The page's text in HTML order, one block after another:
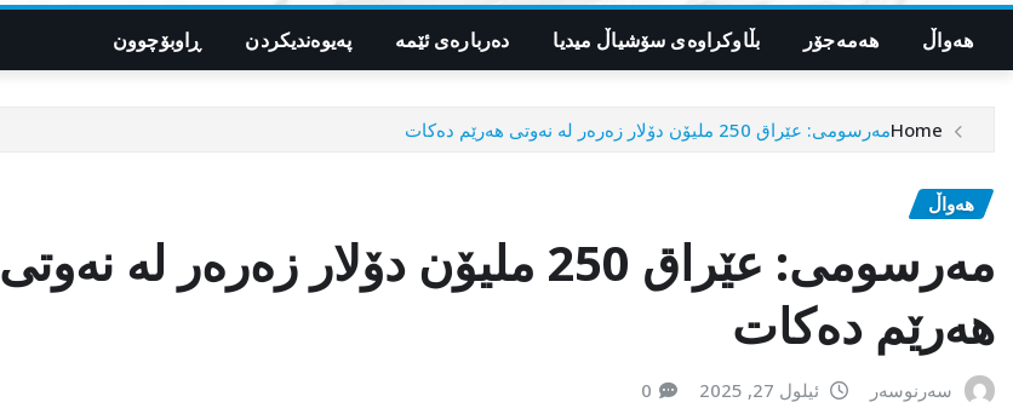
هەواڵ هەمەجۆر بڵاوکراوەی سۆشیاڵ میدیا دەربارەی ئێمە پەیوەندیکردن ڕاوبۆچوون
Homeمەرسومی: عێراق 250 ملیۆن دۆلار زەرەر لە نەوتی هەرێم دەكات
هەواڵ
مەرسومی: عێراق 250 ملیۆن دۆلار زەرەر لە نەوتی
هەرێم دەكات
سەرنوسەر ئیلول 27, 2025 0